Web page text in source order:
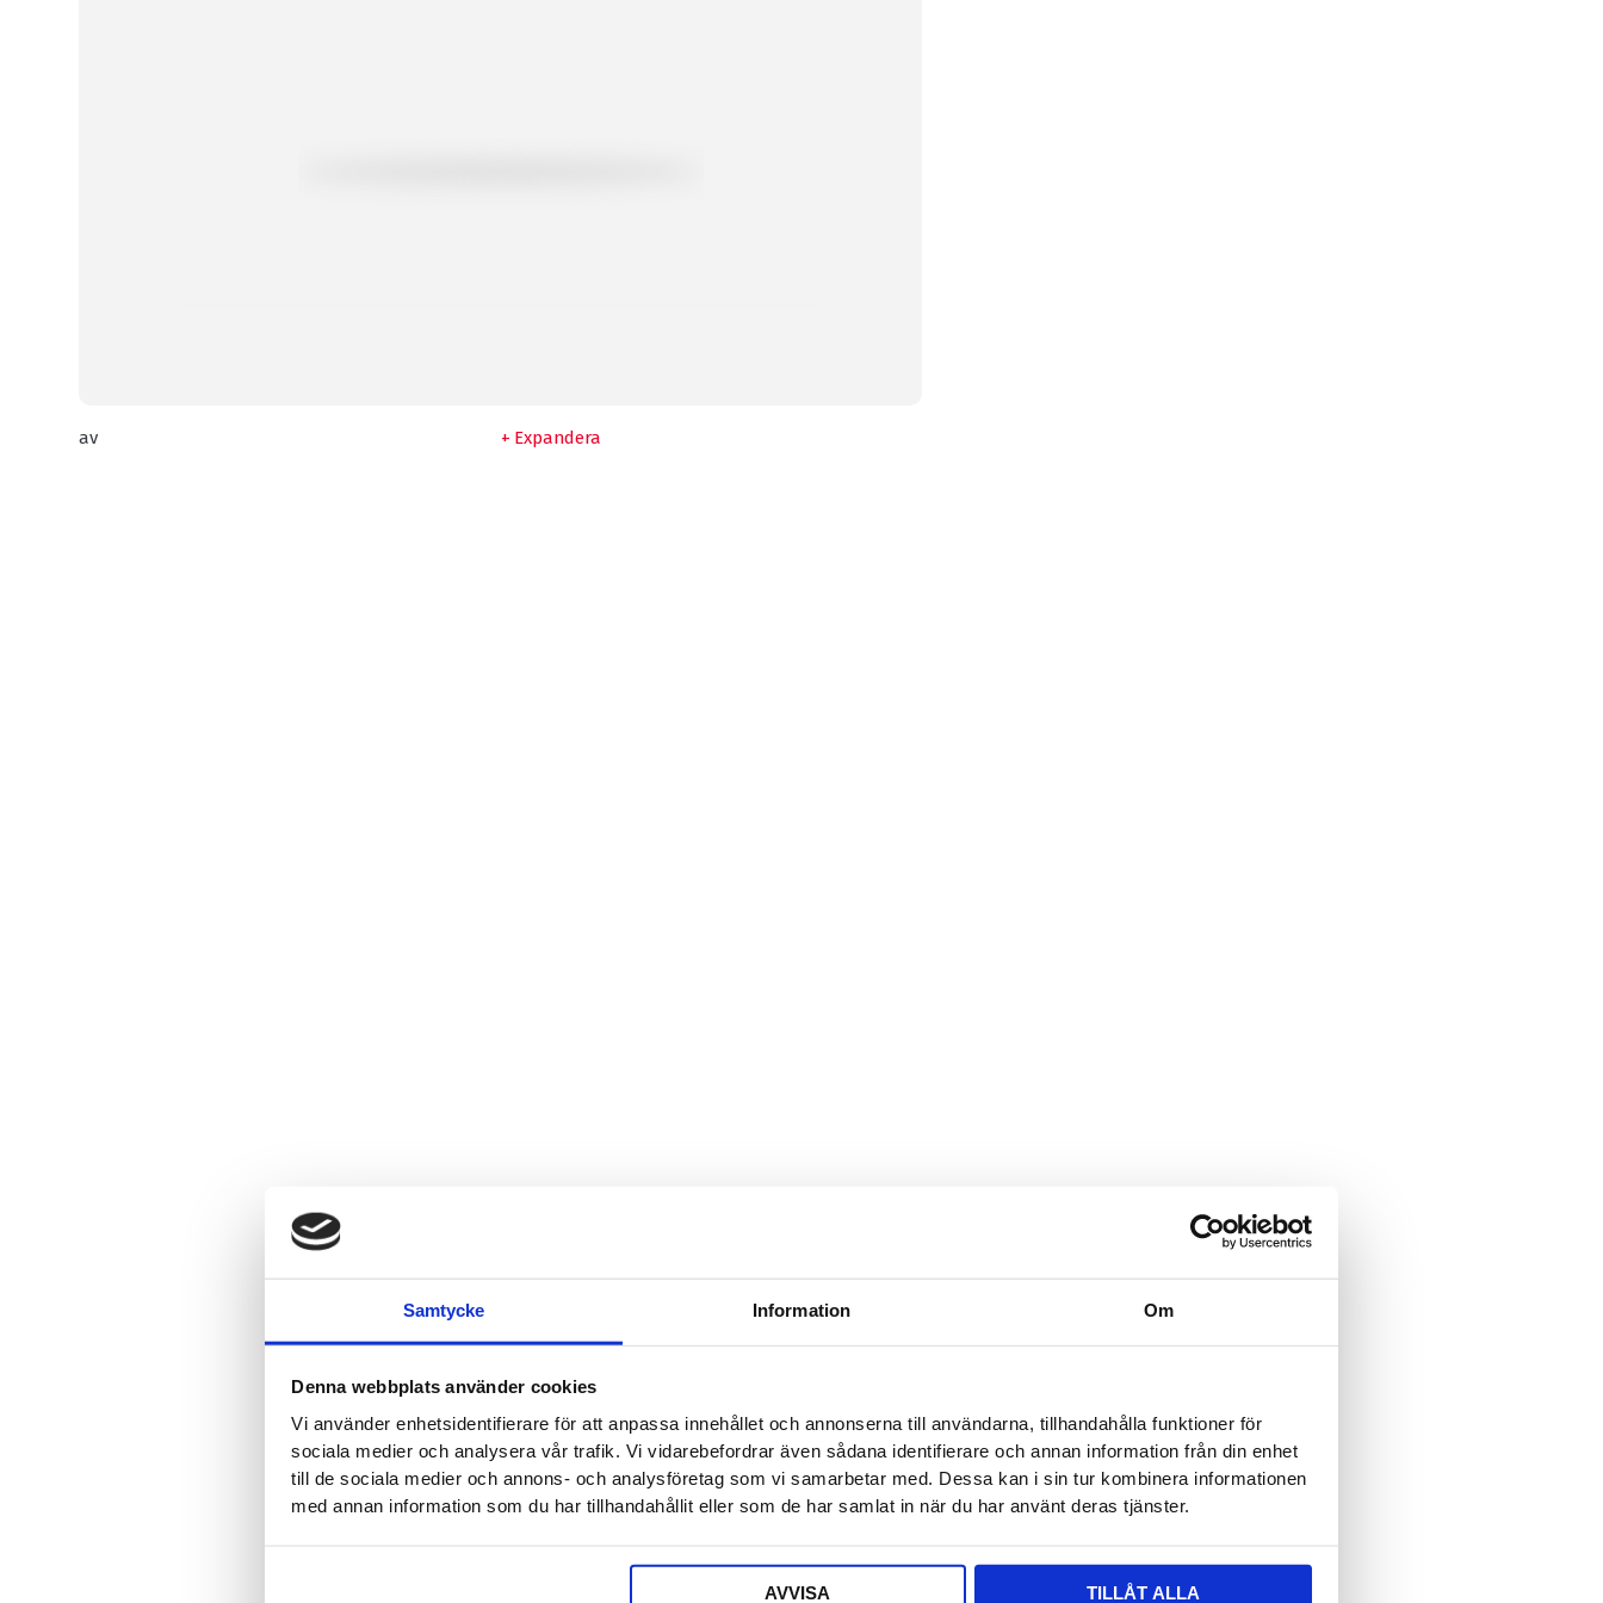
Samtycke Information Om
Denna webbplats använder cookies
Vi använder enhetsidentifierare för att anpassa innehållet och annonserna till användarna, tillhandahålla funktioner för
sociala medier och analysera vår trafik. Vi vidarebefordrar även sådana identifierare och annan information från din enhet
till de sociala medier och annons- och analysföretag som vi samarbetar med. Dessa kan i sin tur kombinera informationen
med annan information som du har tillhandahållit eller som de har samlat in när du har använt deras tjänster.
AVVISA TILLÅT ALLA
av Expandera
Detta fält är dolt när formuläret visas
Ditt namn*
E-post